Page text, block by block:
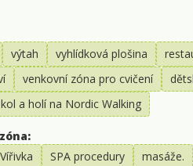
výtah vyhlídková plošina
venkovní zóna pro cvičení
a holí na Nordic Walking
Vířivka SPA procedury masáže.